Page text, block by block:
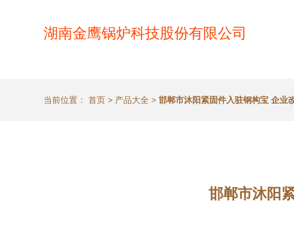
湖南金鹰锅炉科技股份有限公司
当前位置： 首页 > 产品大全 > 邯郸市沐阳紧固件入驻钢构宝 企业
邯郸市沐阳